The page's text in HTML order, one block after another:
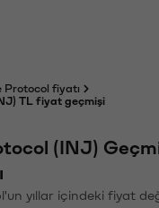
Protocol fiyatı
TL fiyat geçmişi
(INJ)
yıllar içindeki fiyat